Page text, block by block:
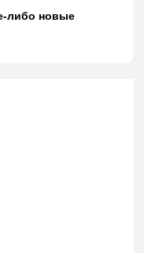
либо новые